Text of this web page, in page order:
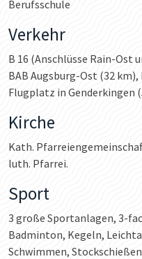
Berufsschule
Verkehr
B 16 (Anschlüsse Rain-Ost
BAB Augsburg-Ost (32
Flugplatz in Genderkingen
Kirche
Kath.
luth. Pfarrei.
Sport
3 große Sportanlagen, 3-
Badminton, Kegeln,
Schwimmen,